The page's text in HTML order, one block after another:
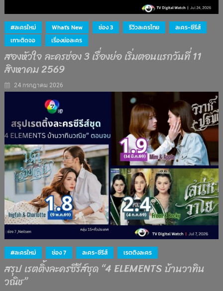
#ละครใหม่ What's New ช่อง 3 รีวิวละครไทย
ละคร-ซีรีส์
เกาะติดจอ
เรื่องย่อละคร
สองหัวใจ ละครช่อง 3 เรื่องย่อ เริ่มตอนแรกวันที่ 11
สิงหาคม 2569
24 กรกฎาคม 2026
#ละครใหม่ ช่อง 7 ละคร-ซีรีส์ เรตติงละคร
สรุป เรตติ้งละครซีรีส์ชุด “4 ELEMENTS บ้านวาทิน
วณิช”